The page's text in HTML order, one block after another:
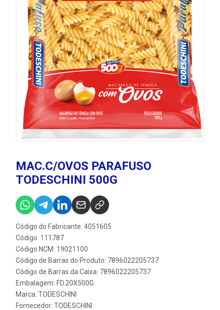
MAC.C/OVOS PARAFUSO
TODESCHINI 500G
Código do Fabricante: 4051605
Código: 111787
Código NCM: 19021100
Código de Barras do Produto: 7896022205737
Código de Barras da Caixa: 7896022205737
Embalagem: FD.20X500G
Marca: TODESCHINI
Fornecedor: TODESCHINI